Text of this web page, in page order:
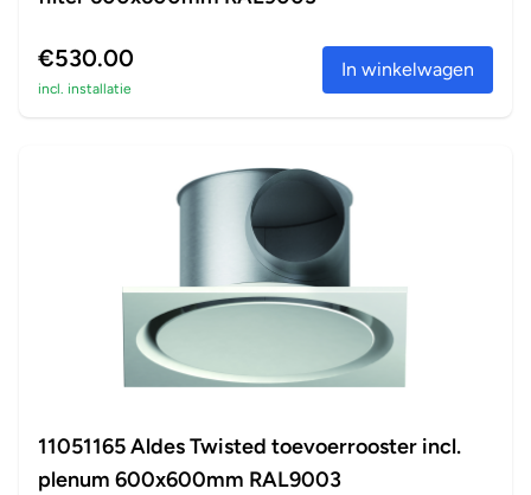
€530.00
incl. installatie
In winkelwagen
11051165 Aldes Twisted toevoerrooster incl.
plenum 600x600mm RAL9003